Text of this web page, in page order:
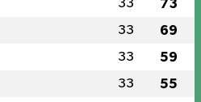
33 73
33 69
33 59
33 55